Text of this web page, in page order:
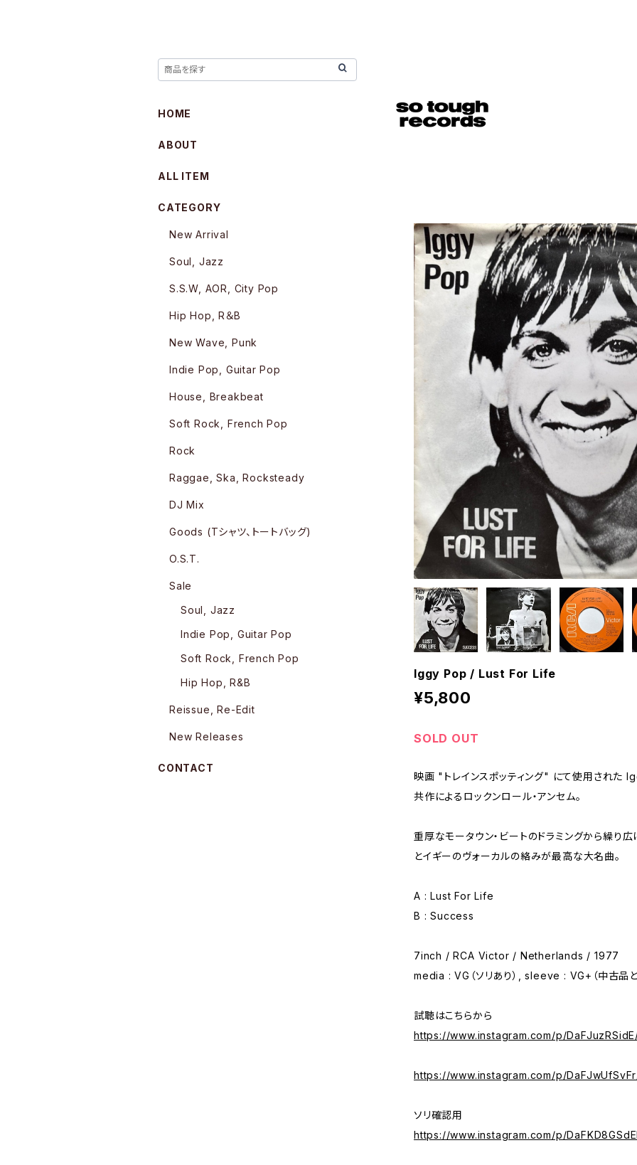
Iggy Pop / Lust For Life
¥5,800
SOLD OUT
映画 "トレインスポッティング" にて使用され
共作によるロックンロール・アンセム。
重厚なモータウン・ビートのドラミングから繰り
とイギーのヴォーカルの絡みが最高な大名曲。
A : Lust For Life
B : Success
7inch / RCA Victor / Netherlands / 1977
media : VG（ソリあり）, sleeve : VG+（中古品
試聴はこちらから
https://www.instagram.com/p/
https://www.instagram.com/p/
ソリ確認用
https://www.instagram.com/p/
HOME
ABOUT
ALL ITEM
CATEGORY
New Arrival
Soul, Jazz
S.S.W, AOR, City Pop
Hip Hop, R＆B
New Wave, Punk
Indie Pop, Guitar Pop
House, Breakbeat
Soft Rock, French Pop
Rock
Raggae, Ska, Rocksteady
DJ Mix
Goods (Tシャツ、トートバッグ)
O.S.T.
Sale
Soul, Jazz
Indie Pop, Guitar Pop
Soft Rock, French Pop
Hip Hop, R&B
Reissue, Re-Edit
New Releases
CONTACT